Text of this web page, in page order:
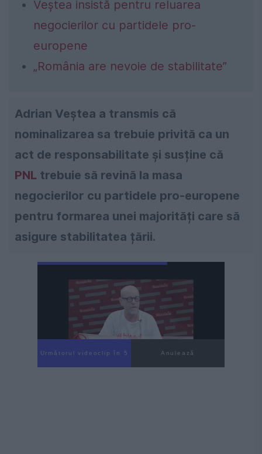
Veștea insistă pentru reluarea
negocierilor cu partidele pro-
europene
„România are nevoie de stabilitate”
Adrian Veștea a transmis că
nominalizarea sa trebuie privită ca un
act de responsabilitate și susține că
PNL trebuie să revină la masa
negocierilor cu partidele pro-europene
pentru formarea unei majorități care să
asigure stabilitatea țării.
Următorul videoclip în 3 Anulează